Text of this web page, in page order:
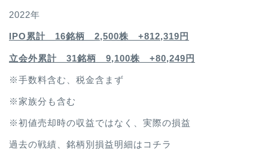
2022年
IPO累計 16銘柄 2,500株 +812,319円
立会外累計 31銘柄 9,100株 +80,249円
※手数料含む、税金含まず
※家族分も含む
※初値売却時の収益ではなく、実際の損益
過去の戦績、銘柄別損益明細は コチラ